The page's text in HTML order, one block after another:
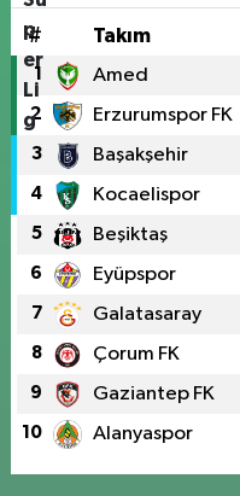
# Takım
1 Amed
2 Erzurumspor FK
3 Başakşehir
4 Kocaelispor
5 Beşiktaş
6 Eyüpspor
7 Galatasaray
8 Çorum FK
9 Gaziantep FK
10 Alanyaspor